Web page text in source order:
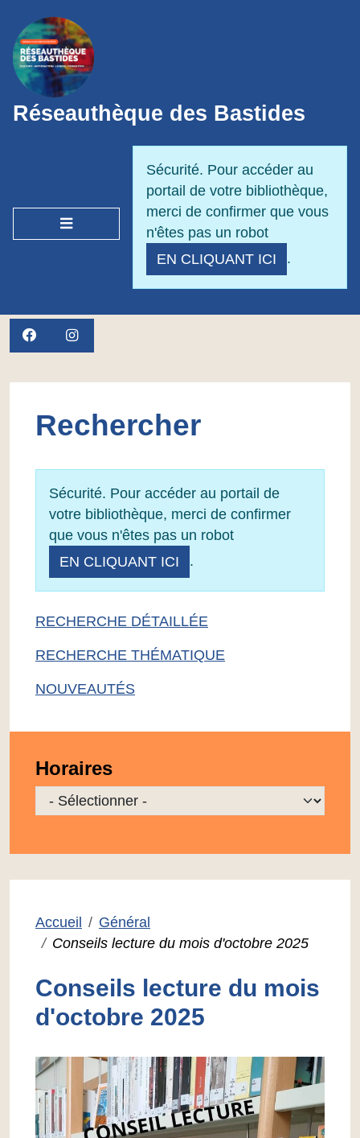
Réseauthèque des Bastides
OUVRIR LE MENU
Sécurité. Pour accéder au
portail de votre bibliothèque,
merci de confirmer que vous
n'êtes pas un robot
EN CLIQUANT ICI
.
FACEBOOK
Rechercher
Sécurité. Pour accéder au portail de
votre bibliothèque, merci de confirmer
que vous n'êtes pas un robot
EN CLIQUANT ICI
.
RECHERCHE DÉTAILLÉE
RECHERCHE THÉMATIQUE
NOUVEAUTÉS
Horaires
Sélectionner une localisation à afficher
Accueil
Général
Conseils lecture du mois d'octobre 2025
Conseils lecture du mois
d'octobre 2025